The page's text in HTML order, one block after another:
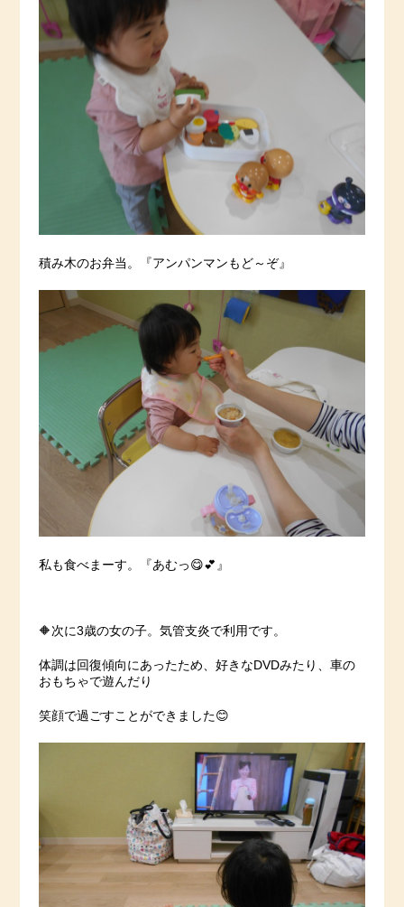
積み木のお弁当。『アンパンマンもど～ぞ』
私も食べまーす。『あむっ😋💕』
🔶次に3歳の女の子。気管支炎で利用です。
体調は回復傾向にあったため、好きなDVDみたり、車の
おもちゃで遊んだり
笑顔で過ごすことができました😊